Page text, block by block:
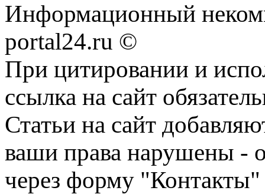
Информационный
portal24.ru ©
При цитировании и
ссылка на сайт
Статьи на сайт
ваши права нарушены -
через форму "Контакты"